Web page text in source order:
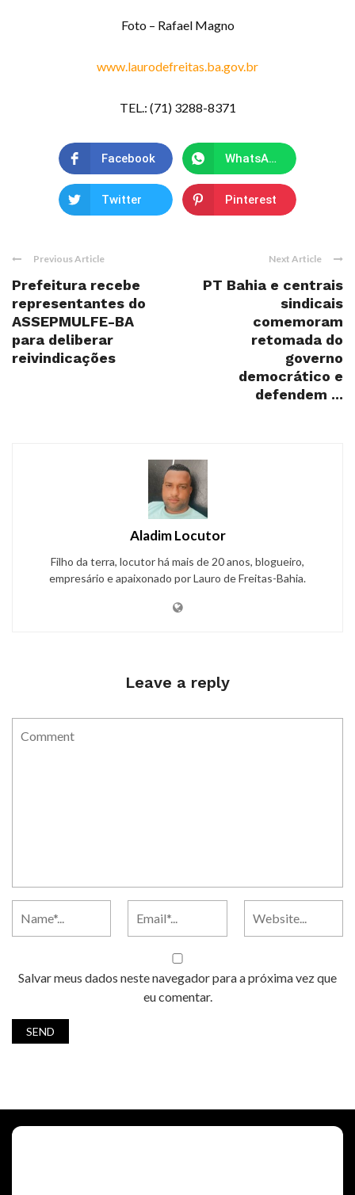
Foto – Rafael Magno
www.laurodefreitas.ba.gov.br
TEL.: (71) 3288-8371
Facebook WhatsApp
Twitter Pinterest
Previous Article
Prefeitura recebe
representantes do
ASSEPMULFE-BA
para deliberar
reivindicações
Next Article
PT Bahia e centrais
sindicais
comemoram
retomada do
governo
democrático e
defendem ...
Aladim Locutor
Filho da terra, locutor há mais de 20 anos, blogueiro,
empresário e apaixonado por Lauro de Freitas-Bahia.
Leave a reply
Salvar meus dados neste navegador para a próxima vez que
eu comentar.